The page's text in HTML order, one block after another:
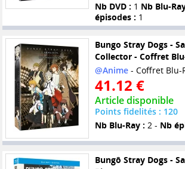
Nb DVD : 1 Nb Blu-
épisodes : 1
Bungo Stray Dogs -
Collector - Coffret
@Anime- Coffret Blu-
41.12 €
Article disponible
Points fidelités : 120
Nb Blu-Ray : 2 - Nb
Bungô Stray Dogs -